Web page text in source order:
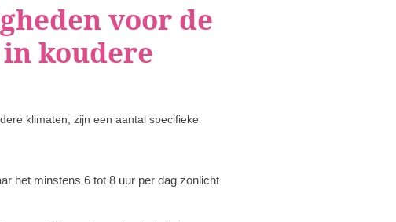
voor de
koudere
klimaten, zijn een aantal specifieke
het minstens 6 tot 8 uur per dag zonlicht